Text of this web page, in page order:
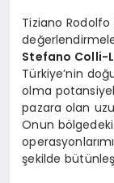
Tiziano Rodolfo
Stefano Colli-
Türkiye’nin
olma
pazara olan
Onun
şekilde